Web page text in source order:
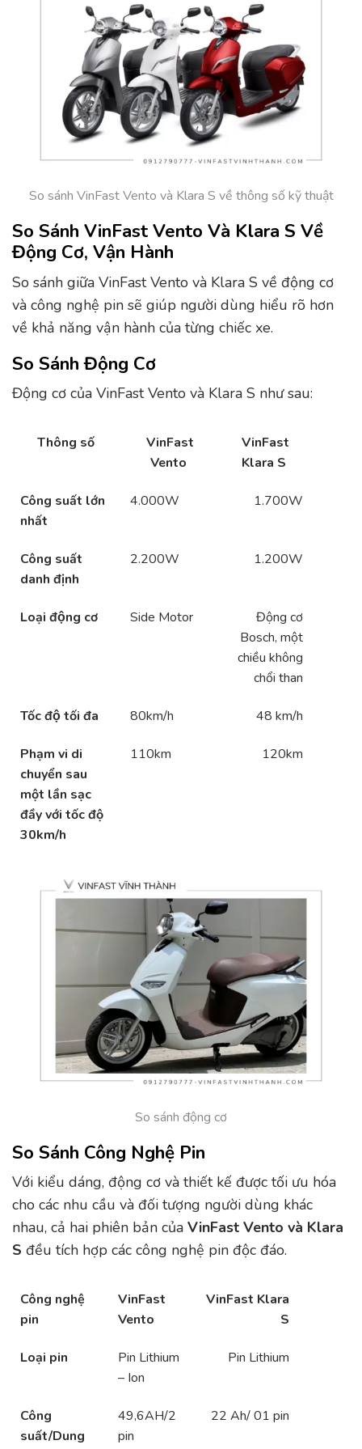
So sánh VinFast Vento và Klara S về thông số kỹ thuật
So Sánh VinFast Vento Và Klara S Về
Động Cơ, Vận Hành
So sánh giữa VinFast Vento và Klara S về động cơ
và công nghệ pin sẽ giúp người dùng hiểu rõ hơn
về khả năng vận hành của từng chiếc xe.
So Sánh Động Cơ
Động cơ của VinFast Vento và Klara S như sau:
Thông số
VinFast
Vento
VinFast
Klara S
Công suất lớn
nhất
4.000W 1.700W
Công suất
danh định
2.200W 1.200W
Loại động cơ Side Motor
Động cơ
Bosch, một
chiều không
chổi than
Tốc độ tối đa 80km/h 48 km/h
Phạm vi di
chuyển sau
một lần sạc
đầy với tốc độ
30km/h
110km 120km
So sánh động cơ
So Sánh Công Nghệ Pin
Với kiểu dáng, động cơ và thiết kế được tối ưu hóa
cho các nhu cầu và đối tượng người dùng khác
nhau, cả hai phiên bản của VinFast Vento và Klara
S đều tích hợp các công nghệ pin độc đáo.
Công nghệ
pin
VinFast
Vento
VinFast Klara
S
Loại pin
Pin Lithium
– Ion
Pin Lithium
Công
suất/Dung
49,6AH/2
pin
22 Ah/ 01 pin